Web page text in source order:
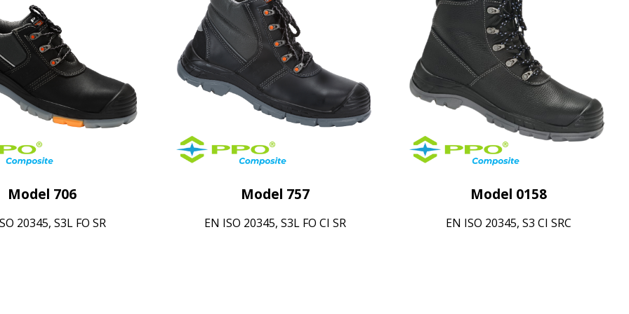
Model 706
20345, S3L FO SR
Model 757
EN ISO 20345, S3L FO CI SR
Model 0158
EN ISO 20345, S3 CI SRC